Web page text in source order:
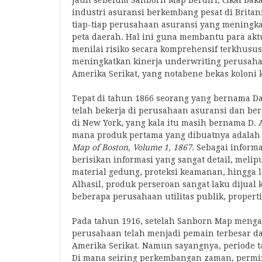
industri asuransi berkembang pesat di
tiap-tiap perusahaan asuransi yang
peta daerah. Hal ini guna membantu para
menilai risiko secara komprehensif
meningkatkan kinerja underwriting
Amerika Serikat, yang notabene bekas koloni
Tepat di tahun 1866 seorang yang bernama
telah bekerja di perusahaan asuransi dan
di New York, yang kala itu masih bernama
mana produk pertama yang dibuatnya
Map of Boston, Volume 1, 1867. Sebagai
berisikan informasi yang sangat detail,
material gedung, proteksi keamanan,
Alhasil, produk perseroan sangat laku dijual
beberapa perusahaan utilitas publik,
Pada tahun 1916, setelah Sanborn Map
perusahaan telah menjadi pemain terbesar
Amerika Serikat. Namun sayangnya,
Di mana seiring perkembangan zaman,